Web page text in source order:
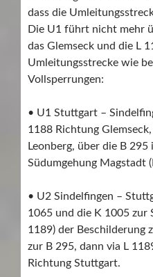
dass die
Die U1 führt nicht mehr
das Glemseck und die L
Umleitungsstrecke wie
Vollsperrungen:
• U1 Stuttgart –
1188 Richtung
Leonberg, über die B
Südumgehung Magstadt
• U2 Sindelfingen –
1065 und die K 1005 zur
1189) der Beschilderung
zur B 295, dann via L
Richtung Stuttgart.